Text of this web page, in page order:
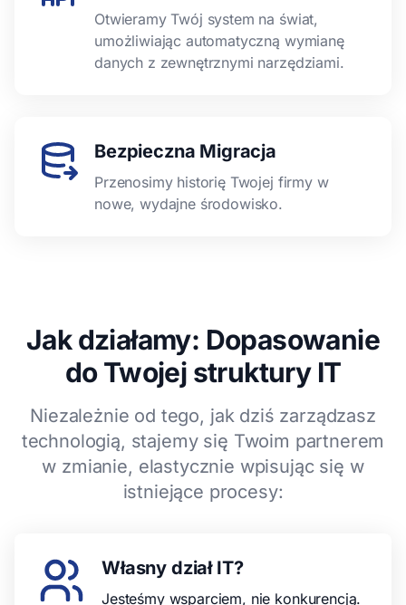
Otwieramy Twój system na świat,
umożliwiając automatyczną wymianę
danych z zewnętrznymi narzędziami.
Bezpieczna Migracja
Przenosimy historię Twojej firmy w
nowe, wydajne środowisko.
Jak działamy: Dopasowanie
do Twojej struktury IT
Niezależnie od tego, jak dziś zarządzasz
technologią, stajemy się Twoim partnerem
w zmianie, elastycznie wpisując się w
istniejące procesy:
Własny dział IT?
Jesteśmy wsparciem, nie konkurencją.